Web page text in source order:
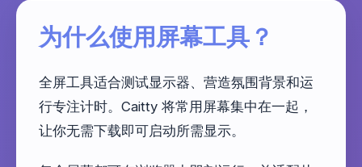
为什么使用屏幕工具？
全屏工具适合测试显示器、营造氛围背景和运
行专注计时。Caitty 将常用屏幕集中在一起，
让你无需下载即可启动所需显示。